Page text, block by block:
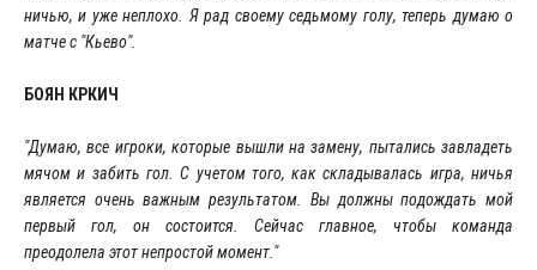
ничью, и уже неплохо. Я рад своему седьмому голу, теперь думаю о
матче с "Кьево".
БОЯН КРКИЧ
"Думаю, все игроки, которые вышли на замену, пытались завладеть
мячом и забить гол. С учетом того, как складывалась игра, ничья
является очень важным результатом. Вы должны подождать мой
первый гол, он состоится. Сейчас главное, чтобы команда
преодолела этот непростой момент."